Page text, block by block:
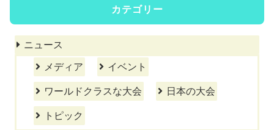
カテゴリー
ニュース
メディア イベント
ワールドクラスな大会 日本の大会
トピック